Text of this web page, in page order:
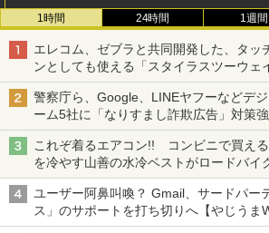
1時間 24時間 1週間
エレコム、ゼブラと共同開発した、タッ
ンとしても使える「スタイラスツーウ
も、持ち替えずに書き込める
警察庁ら、Google、LINEヤフーなどデ
ーム5社に「なりすまし詐欺広告」対策
真や映像を使った投資詐欺などへの対策
これぞ着るエアコン!! コンビニで買え
を冷やす山善の水冷ベストがロードバイ
ち・ざ・ろーど！その14】【空いた時間
ユーザー阿鼻叫喚？ Gmail、サードパー
ス」のサポートを打ち切りへ【やじうま